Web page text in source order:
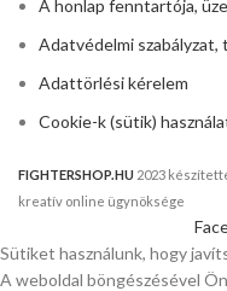
A honlap fenntartója,
Adatvédelmi szabályzat,
Adattörlési kérelem
Cookie-k (sütik)
FIGHTERSHOP.HU 2023
kreatív online ügynöksége
Sütiket használunk, hogy
A weboldal böngészésével